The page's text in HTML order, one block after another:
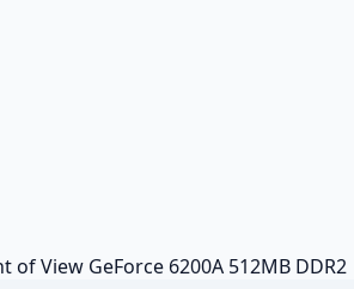
of View GeForce 6200A 512MB DDR2